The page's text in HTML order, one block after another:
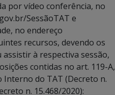
por vídeo conferência, no
SessãoTAT e
no endereço
recursos, devendo os
à respectiva sessão,
contidas no art. 119-A,
Interno do TAT (Decreto n.
n. 15.468/2020):